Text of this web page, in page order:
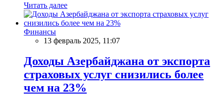
Читать далее
Финансы
13 февраль 2025, 11:07
Доходы Азербайджана от экспорта
страховых услуг снизились более
чем на 23%